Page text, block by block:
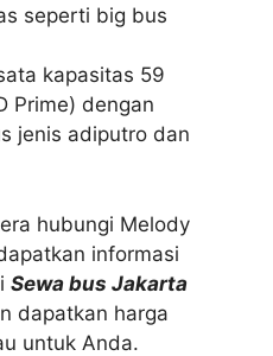
seperti big bus
kapasitas 59
Prime) dengan
jenis adiputro dan
hubungi Melody
informasi
Sewa bus Jakarta
dapatkan harga
untuk Anda.